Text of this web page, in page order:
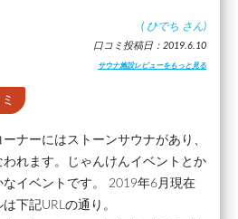
( ひでち さん)
口コミ投稿日：2019.6.10
サウナ施設レビューをもっと見る
ナーにはストーンサウナがあり、
れます。じゃんけんイベントとか
イベントです。 2019年6月現在
下記URLの通り。